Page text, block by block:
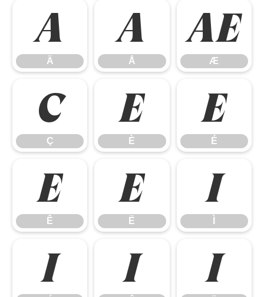
Ä
Ä
Å
Å
Æ
Æ
Ç
Ç
È
È
É
É
Ê
Ê
Ë
Ë
Ì
Í Î Ï